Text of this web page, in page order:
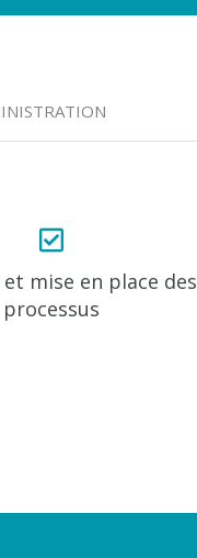
mise en place des
processus